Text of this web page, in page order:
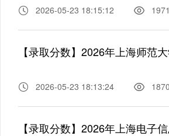
2026-05-23 18:15:12 1971
【录取分数】2026年上海师范
2026-05-23 18:13:24 1870
【录取分数】2026年上海电子